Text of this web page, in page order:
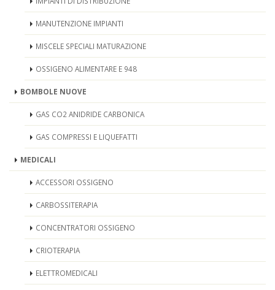
MANUTENZIONE IMPIANTI
MISCELE SPECIALI MATURAZIONE
OSSIGENO ALIMENTARE E 948
BOMBOLE NUOVE
GAS CO2 ANIDRIDE CARBONICA
GAS COMPRESSI E LIQUEFATTI
MEDICALI
ACCESSORI OSSIGENO
CARBOSSITERAPIA
CONCENTRATORI OSSIGENO
CRIOTERAPIA
ELETTROMEDICALI